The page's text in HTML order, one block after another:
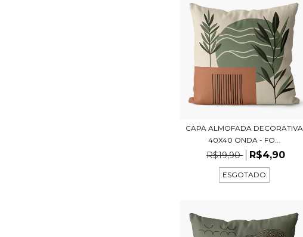
CAPA ALMOFADA DECORATIVA
40X40 ONDA - FO...
R$19,90 R$4,90
ESGOTADO